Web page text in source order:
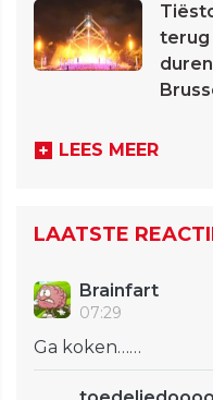
terug
LEES MEER
LAATSTE
Brainfart
07:29
Ga koken……